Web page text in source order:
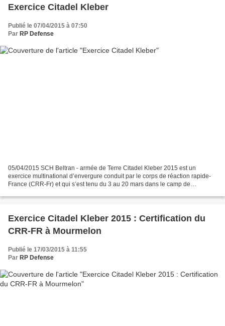
Exercice Citadel Kleber
Publié le 07/04/2015 à 07:50
Par RP Defense
05/04/2015 SCH Beltran - armée de Terre Citadel Kleber 2015 est un
exercice multinational d’envergure conduit par le corps de réaction rapide-
France (CRR-Fr) et qui s’est tenu du 3 au 20 mars dans le camp de
Exercice Citadel Kleber 2015 : Certification du
CRR-FR à Mourmelon
Publié le 17/03/2015 à 11:55
Par RP Defense